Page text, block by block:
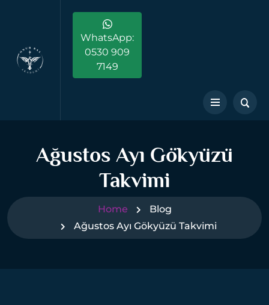
WhatsApp:
0530 909
7149
Ağustos Ayı Gökyüzü
Takvimi
Home
Blog
Ağustos Ayı Gökyüzü Takvimi